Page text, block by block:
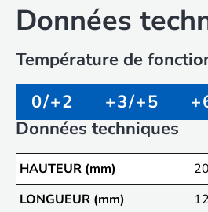
Données
Température de
0/+2
+3/+5
Données techniques
HAUTEUR (mm)
LONGUEUR (mm)